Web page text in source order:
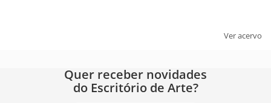
Ver acervo
Quer receber novidades
do Escritório de Arte?